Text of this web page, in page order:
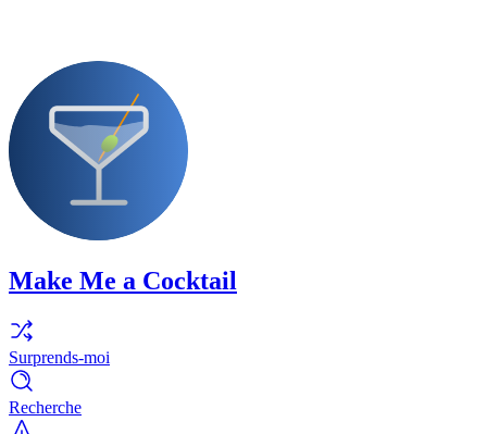
Make Me a Cocktail
Surprends-moi
Recherche